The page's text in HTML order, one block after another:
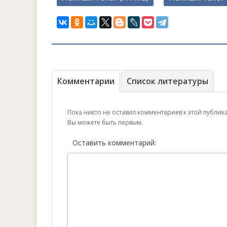
Комментарии Список литературы
Пока никто не оставил комментариев к этой
Вы можете быть первым.
Оставить комментарий: